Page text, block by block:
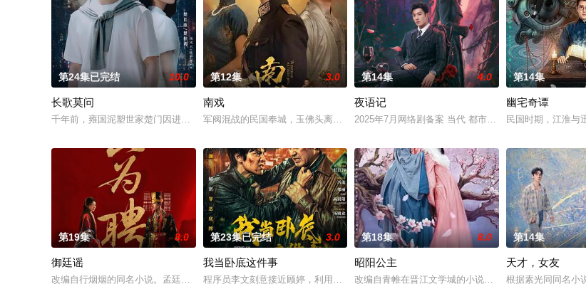
第24集已完结 10.0
长歌莫问
千年前，雍国泥塑世家楚门因进贡的“十二生肖”离奇流血炸裂，惨遭满门流放，楚父以死鸣冤。楚家大小姐楚梓鸢带着滔天恨意，
第12集 3.0
南戏
军阀混战的民国奉城，玉佛头离奇失窃，戏班主横尸戏台，将冷血少帅许又安与昆曲名伶荣筱
第14集 4.0
夜语记
2025年7月网络剧备案 当代 都市 海南越酷文化传媒有限
第14集
幽宅奇谭
民国时期，江淮与
第19集 8.0
御廷谣
改编自行烟烟的同名小说。孟廷辉，大平王朝有史以来个以女子进士科三元及第入翰林院的奇女子。十年前的她被他从死人堆里救
第23集已完结 3.0
我当卧底这件事
程序员李文刻意接近顾婷，利用顾炎女儿奴的属性，请求老炮儿顾炎带自己用程序员身份卧底
第18集 8.0
昭阳公主
改编自青帷在晋江文学城的小说《平阳公主》。
第14集
天才，女友
根据素光同同名小